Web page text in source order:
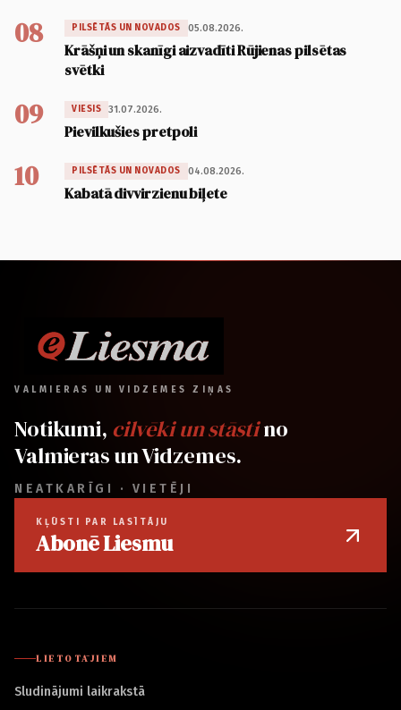
08 PILSĒTĀS UN NOVADOS 05.08.2026.
Krāšņi un skanīgi aizvadīti Rūjienas pilsētas
svētki
09 VIESIS 31.07.2026.
Pievilkušies pretpoli
10 PILSĒTĀS UN NOVADOS 04.08.2026.
Kabatā divvirzienu biļete
VALMIERAS UN VIDZEMES ZIŅAS
Notikumi, cilvēki un stāstino
Valmieras un Vidzemes.
NEATKARĪGI · VIETĒJI
KĻŪSTI PAR LASĪTĀJU
Abonē Liesmu
LIETOTĀJIEM
Sludinājumi laikrakstā